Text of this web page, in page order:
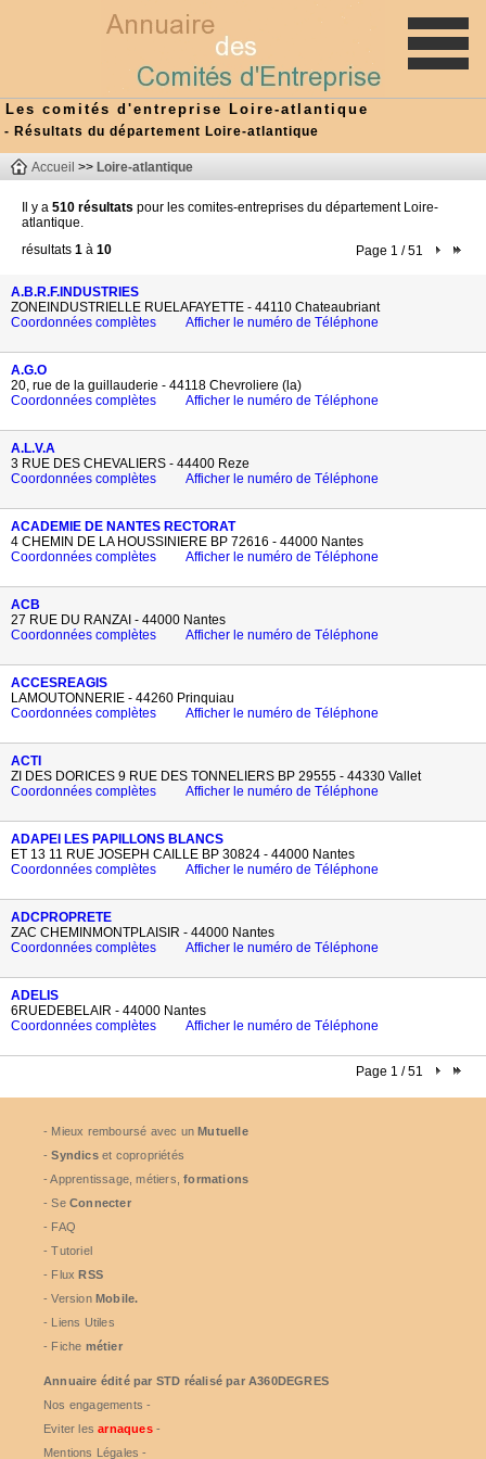
Les comités d'entreprise Loire-atlantique
- Résultats du département Loire-atlantique
Accueil >> Loire-atlantique
Il y a 510 résultats pour les comites-entreprises du département Loire-
atlantique.
Page 1 / 51
résultats 1 à 10
A.B.R.F.INDUSTRIES
ZONEINDUSTRIELLE RUELAFAYETTE - 44110 Chateaubriant
Coordonnées complètes
Afficher le numéro de Téléphone
A.G.O
20, rue de la guillauderie - 44118 Chevroliere (la)
Coordonnées complètes
Afficher le numéro de Téléphone
A.L.V.A
3 RUE DES CHEVALIERS - 44400 Reze
Coordonnées complètes
Afficher le numéro de Téléphone
ACADEMIE DE NANTES RECTORAT
4 CHEMIN DE LA HOUSSINIERE BP 72616 - 44000 Nantes
Coordonnées complètes
Afficher le numéro de Téléphone
ACB
27 RUE DU RANZAI - 44000 Nantes
Coordonnées complètes
Afficher le numéro de Téléphone
ACCESREAGIS
LAMOUTONNERIE - 44260 Prinquiau
Coordonnées complètes
Afficher le numéro de Téléphone
ACTI
ZI DES DORICES 9 RUE DES TONNELIERS BP 29555 - 44330 Vallet
Coordonnées complètes
Afficher le numéro de Téléphone
ADAPEI LES PAPILLONS BLANCS
ET 13 11 RUE JOSEPH CAILLE BP 30824 - 44000 Nantes
Coordonnées complètes
Afficher le numéro de Téléphone
ADCPROPRETE
ZAC CHEMINMONTPLAISIR - 44000 Nantes
Coordonnées complètes
Afficher le numéro de Téléphone
ADELIS
6RUEDEBELAIR - 44000 Nantes
Coordonnées complètes
Afficher le numéro de Téléphone
Page 1 / 51
- Mieux remboursé avec unMutuelle
-Syndicset copropriétés
- Apprentissage, métiers,formations
- Se Connecter
- FAQ
- Tutoriel
- FluxRSS
- Version Mobile.
- Liens Utiles
- Fiche métier
Annuaire édité par STD réalisé par A360DEGRES
Nos engagements -
Eviter lesarnaques-
Mentions Légales -